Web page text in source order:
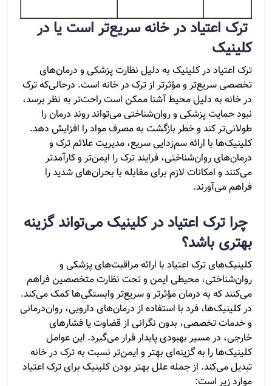
ترک اعتیاد در خانه سریع‌تر است یا در
کلینیک
ترک اعتیاد در کلینیک به دلیل نظارت پزشکی و درمان‌های
تخصصی سریع‌تر و مؤثرتر از ترک در خانه است. درحالی‌که ترک
در خانه به دلیل محیط آشنا ممکن است راحت‌تر به نظر برسد،
نبود حمایت پزشکی و روان‌شناختی می‌تواند روند درمان را
طولانی‌تر کند و خطر بازگشت به مصرف مواد را افزایش دهد.
کلینیک‌ها با ارائه سم‌زدایی سریع، مدیریت علائم ترک و
درمان‌های روان‌شناختی، فرایند ترک را ایمن‌تر و کارآمدتر
می‌کنند و امکانات لازم برای مقابله با بحران‌های شدید را
فراهم می‌آورند.
چرا ترک اعتیاد در کلینیک می‌تواند گزینه
بهتری باشد؟
کلینیک‌های ترک اعتیاد با ارائه مراقبت‌های پزشکی و
روان‌شناختی، محیطی ایمن و تحت نظارت متخصصین فراهم
می‌کنند که به درمان مؤثرتر و سریع‌تر وابستگی‌ها کمک می‌کند.
در کلینیک‌ها، فرد با استفاده از درمان‌های دارویی، روان‌درمانی
و خدمات تخصصی، بدون نگرانی از قضاوت یا فشارهای
خارجی، در مسیر بهبودی پایدار قرار می‌گیرد. این عوامل
کلینیک‌ها را به گزینه‌ای بهتر و ایمن‌تر نسبت به ترک در خانه
تبدیل می‌کند. از جمله علل بهتر بودن کلینیک برای ترک اعتیاد
موارد زیر است: